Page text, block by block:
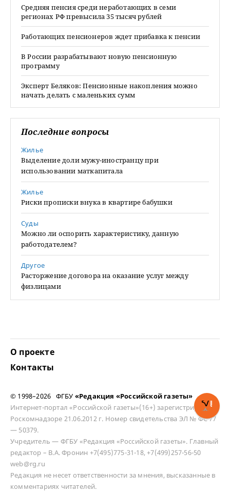
Средняя пенсия среди неработающих в семи
регионах РФ превысила 35 тысяч рублей
Работающих пенсионеров ждет прибавка к пенсии
В России разрабатывают новую пенсионную
программу
Эксперт Беляков: Пенсионные накопления можно
начать делать с маленьких сумм
Последние вопросы
Жилье
Выделение доли мужу-иностранцу при
использовании маткапитала
Жилье
Риски прописки внука в квартире бабушки
Суды
Можно ли оспорить характеристику, данную
работодателем?
Другое
Расторжение договора на оказание услуг между
физлицами
О проекте
Контакты
© 1998–2026 ФГБУ «Редакция «Российской газеты»
Интернет-портал «Российской газеты»(16+) зарегистрирован в
Роскомнадзоре 21.06.2012 г. Номер свидетельства ЭЛ № ФС 77
— 50379.
Учредитель — ФГБУ «Редакция «Российской газеты». Главный
редактор – В.А. Фронин +7(495)775-31-18, +7(499)257-56-50
web@rg.ru
Редакция не несет ответственности за мнения, высказанные в
комментариях читателей.